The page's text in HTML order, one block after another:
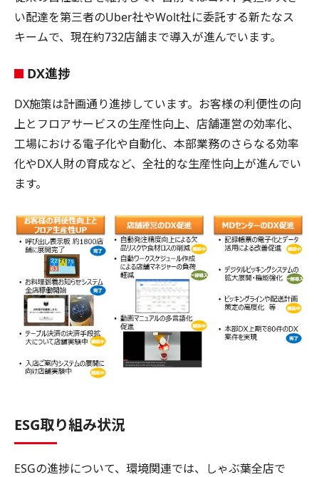
い配達を第三者のUber社やWolt社に委託する新たなス
キームで、現在約732店舗まで導入が進んでいます。
DX進捗
DX施策は計画通り進捗しています。お客様の利便性の向
上とフロアサービスの生産性向上、店舗運営の効率化、
工場における電子化や自動化、本部業務のさらなる効率
化やDX人財の育成など、全社的な生産性向上が進んでい
ます。
ESG取り組み状況
ESGの進捗について、環境関連では、しゃぶ葉全店で